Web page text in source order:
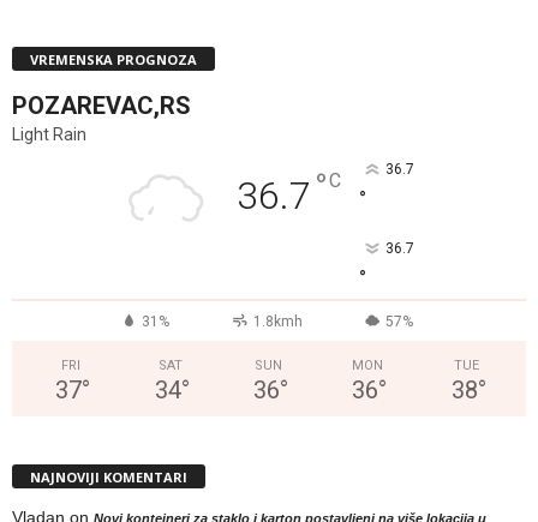
VREMENSKA PROGNOZA
POZAREVAC,RS
Light Rain
36.7 °C 36.7
°
36.7
°
31% 1.8kmh 57%
FRI
37°
SAT
34°
SUN
36°
MON
36°
TUE
38°
NAJNOVIJI KOMENTARI
Vladan on Novi kontejneri za staklo i karton postavljeni na više lokacija u